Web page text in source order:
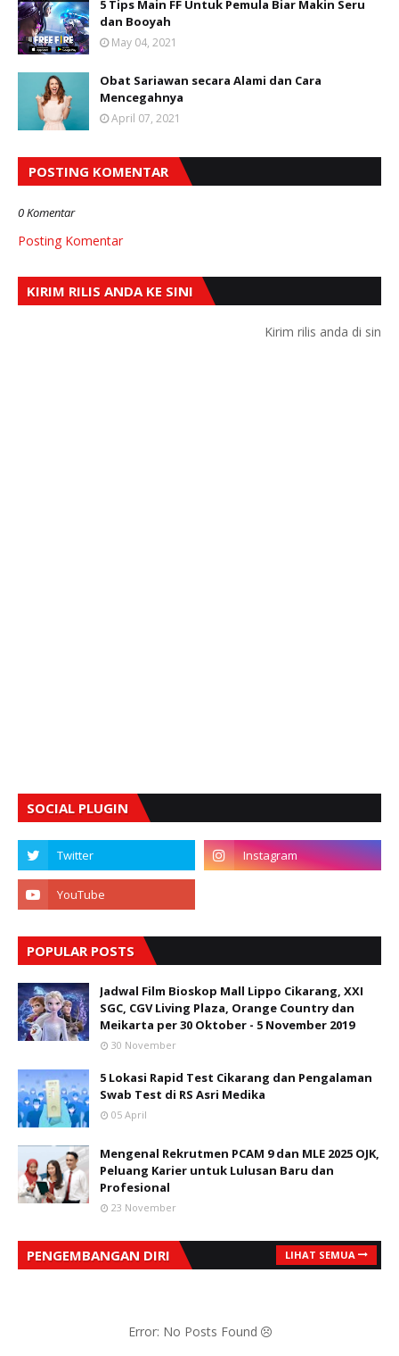
5 Tips Main FF Untuk Pemula Biar Makin Seru
dan Booyah
May 04, 2021
Obat Sariawan secara Alami dan Cara
Mencegahnya
April 07, 2021
POSTING KOMENTAR
0 Komentar
Posting Komentar
KIRIM RILIS ANDA KE SINI
Kirim rilis anda di sini.
SOCIAL PLUGIN
POPULAR POSTS
Jadwal Film Bioskop Mall Lippo Cikarang, XXI
SGC, CGV Living Plaza, Orange Country dan
Meikarta per 30 Oktober - 5 November 2019
30 November
5 Lokasi Rapid Test Cikarang dan Pengalaman
Swab Test di RS Asri Medika
05 April
Mengenal Rekrutmen PCAM 9 dan MLE 2025 OJK,
Peluang Karier untuk Lulusan Baru dan
Profesional
23 November
PENGEMBANGAN DIRI LIHAT SEMUA
Error: No Posts Found